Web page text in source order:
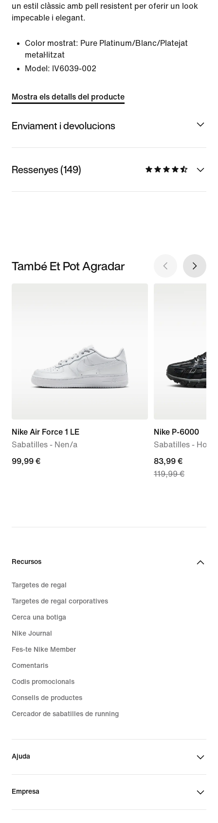
un estil clàssic amb pell resistent per oferir un look
impecable i elegant.
Color mostrat: Pure Platinum/Blanc/Platejat
metal·litzat
Model: IV6039-002
Mostra els detalls del producte
Enviament i devolucions
Ressenyes (149)
També Et Pot Agradar
Nike Air Force 1 LE
Sabatilles - Nen/a
99,99 €
99,99 €
Nike P-6000
Sabatilles - Home
current
price
119,99 €
83,99 €
119,99 €
Recursos
Targetes de regal
Targetes de regal corporatives
Cerca una botiga
Nike Journal
Fes-te Nike Member
Comentaris
Codis promocionals
Consells de productes
Cercador de sabatilles de running
Ajuda
Empresa